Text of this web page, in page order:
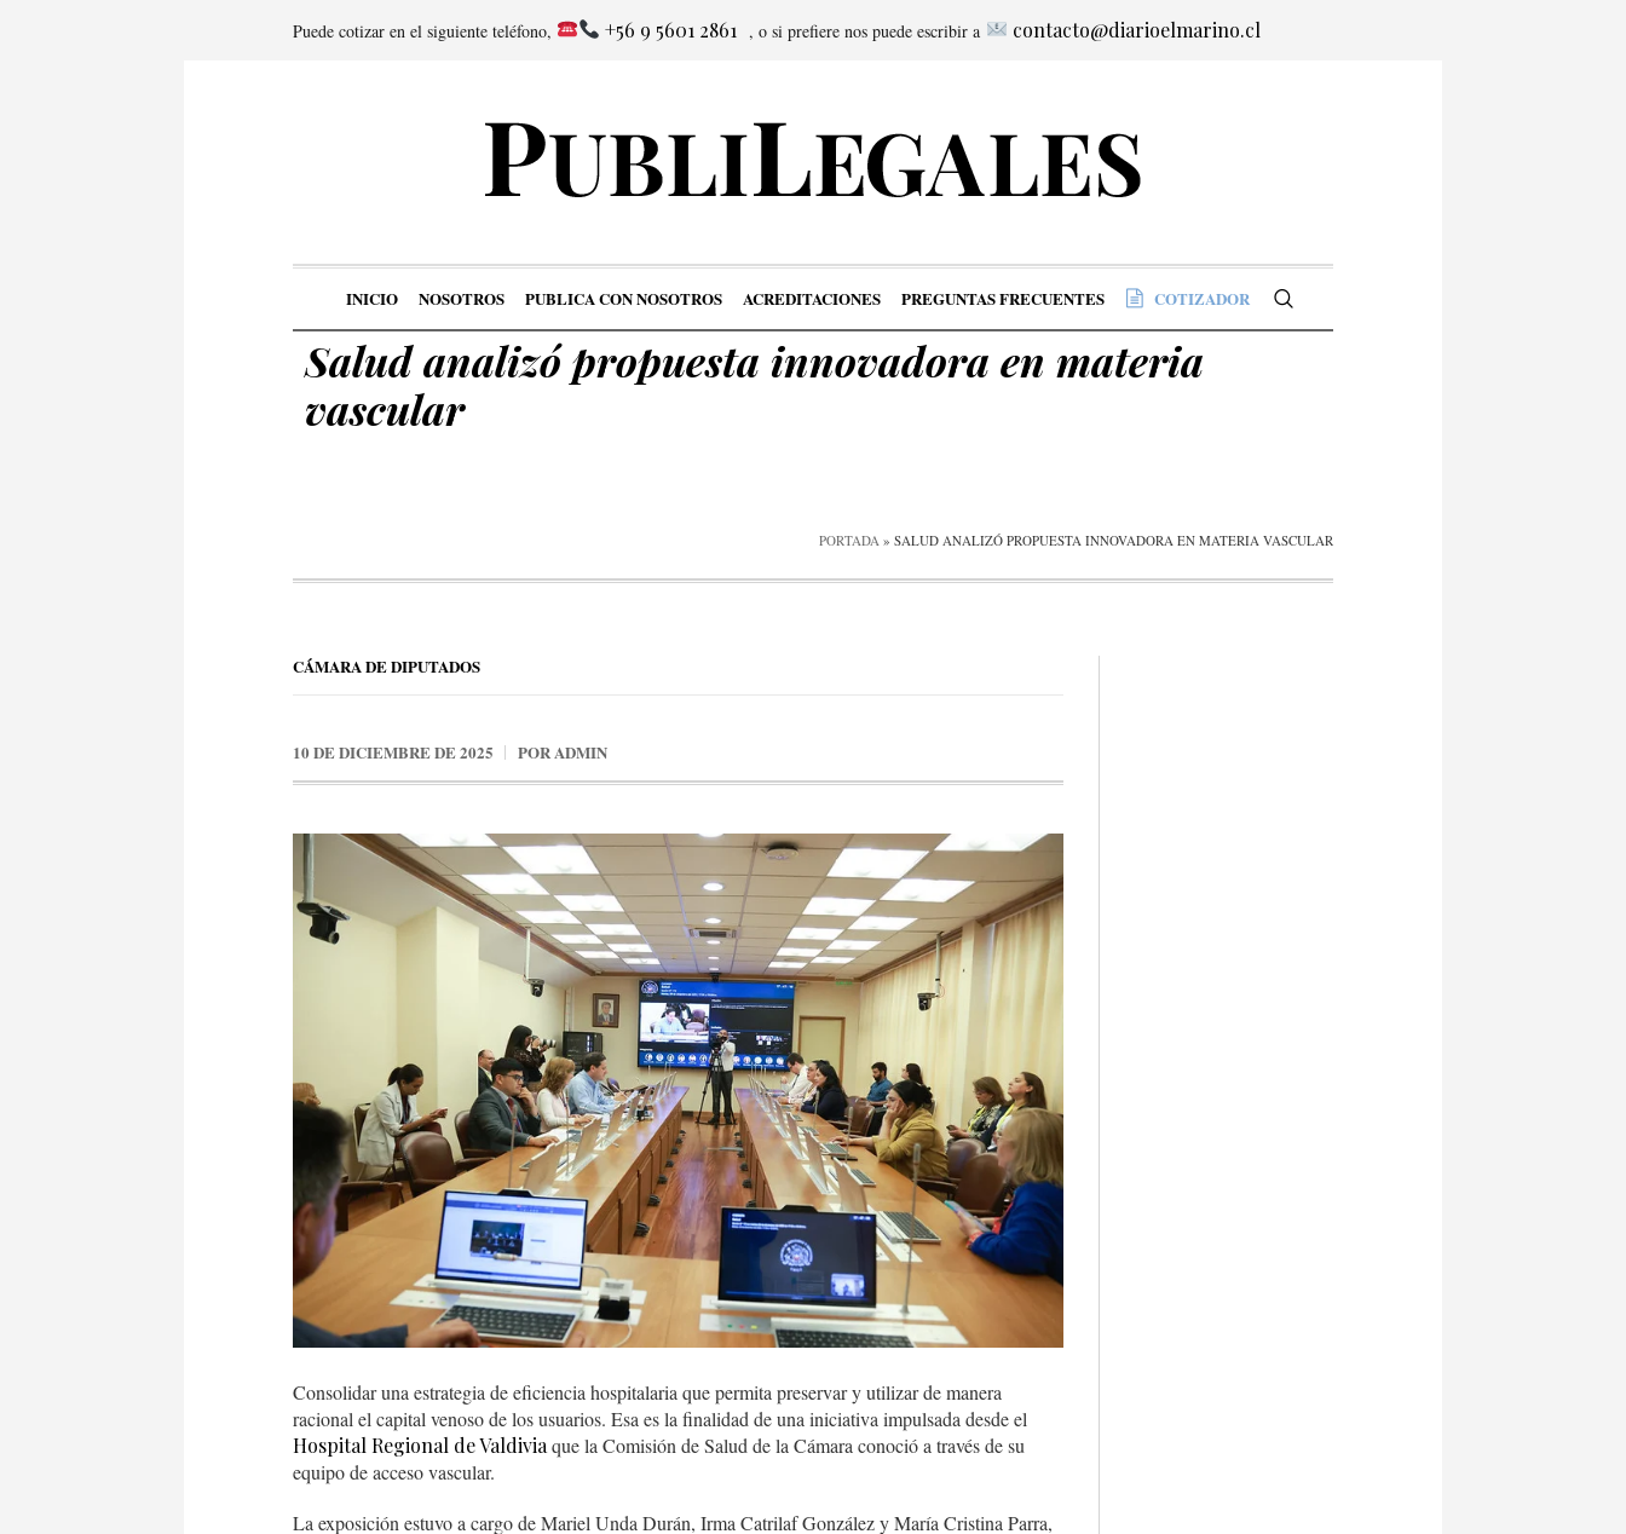
Puede cotizar en el siguiente teléfono, +56 9 5601 2861 , o si prefiere nos puede escribir a contacto@diarioelmarino.cl
INICIO NOSOTROS PUBLICA CON NOSOTROS ACREDITACIONES PREGUNTAS FRECUENTES COTIZADOR
Salud analizó propuesta innovadora en materia
vascular
PORTADA » SALUD ANALIZÓ PROPUESTA INNOVADORA EN MATERIA VASCULAR
CÁMARA DE DIPUTADOS
10 DE DICIEMBRE DE 2025 PORADMIN
Consolidar una estrategia de eficiencia hospitalaria que permita preservar y utilizar de manera
racional el capital venoso de los usuarios. Esa es la finalidad de una iniciativa impulsada desde el
Hospital Regional de Valdivia que la Comisión de Salud de la Cámara conoció a través de su
equipo de acceso vascular.
La exposición estuvo a cargo de Mariel Unda Durán, Irma Catrilaf González y María Cristina Parra,